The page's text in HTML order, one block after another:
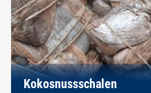
Kokosnussschalen